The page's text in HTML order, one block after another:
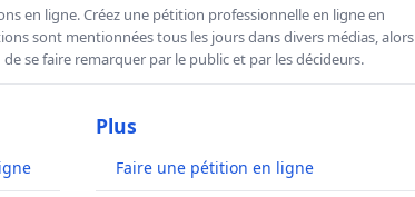
en ligne. Créez une pétition professionnelle en ligne en
sont mentionnées tous les jours dans divers médias, alors
se faire remarquer par le public et par les décideurs.
Plus
Faire une pétition en ligne